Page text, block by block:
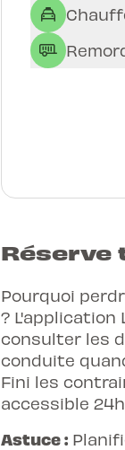
Réserve
Pourquoi
?
consulter les
conduite
Fini les
accessible
Astuce :